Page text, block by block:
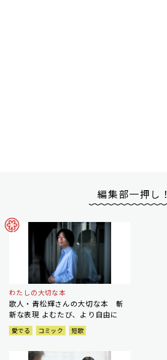
編集部一押し！
わたしの大切な本
歌人・青松輝さんの大切な本 斬
新な表現 よむたび、より自由に
愛でる コミック 短歌